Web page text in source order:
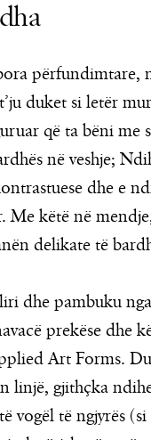
përfundimtare,
duket si letër
që ta bëni
në veshje;
dhe e
Me këtë në
delikate të
dhe pambuku
prekëse dhe
Art Forms.
linjë, gjithçka
vogël të ngjyrës